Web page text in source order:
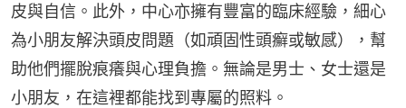
皮與自信。此外，中心亦擁有豐富的臨床經驗，細心
為小朋友解決頭皮問題（如頑固性頭癬或敏感），幫
助他們擺脫痕癢與心理負擔。無論是男士、女士還是
小朋友，在這裡都能找到專屬的照料。